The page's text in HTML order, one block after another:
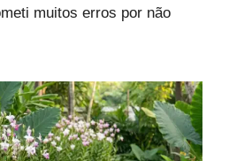
muitos erros por não